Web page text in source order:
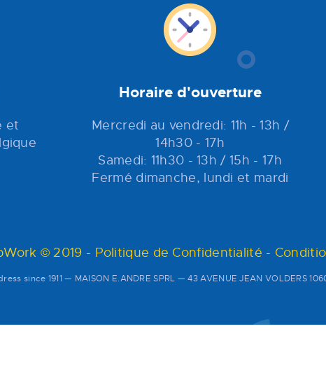
et
Horaire d'ouverture
Mercredi au vendredi: 11h - 13h /
14h30 - 17h
Samedi: 11h30 - 13h / 15h - 17h
Fermé dimanche, lundi et mardi
© 2019 - Politique de Confidentialité -
since 1911 — MAISON E.ANDRE SPRL — 43 AVENUE JEAN VOLDERS